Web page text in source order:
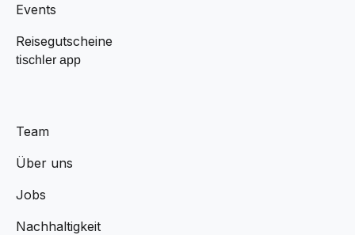
Events
Reisegutscheine
tischler app
Team
Über uns
Jobs
Nachhaltigkeit